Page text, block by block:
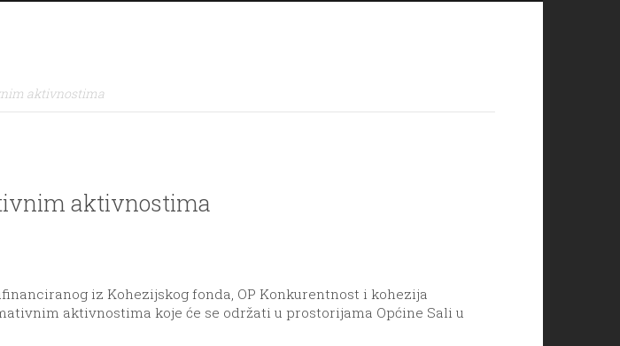
aktivnostima
aktivnostima
iz Kohezijskog fonda, OP Konkurentnost i kohezija
aktivnostima koje će se održati u prostorijama Općine Sali u